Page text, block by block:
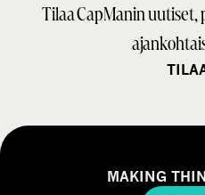
Tilaa CapManin
MAKING